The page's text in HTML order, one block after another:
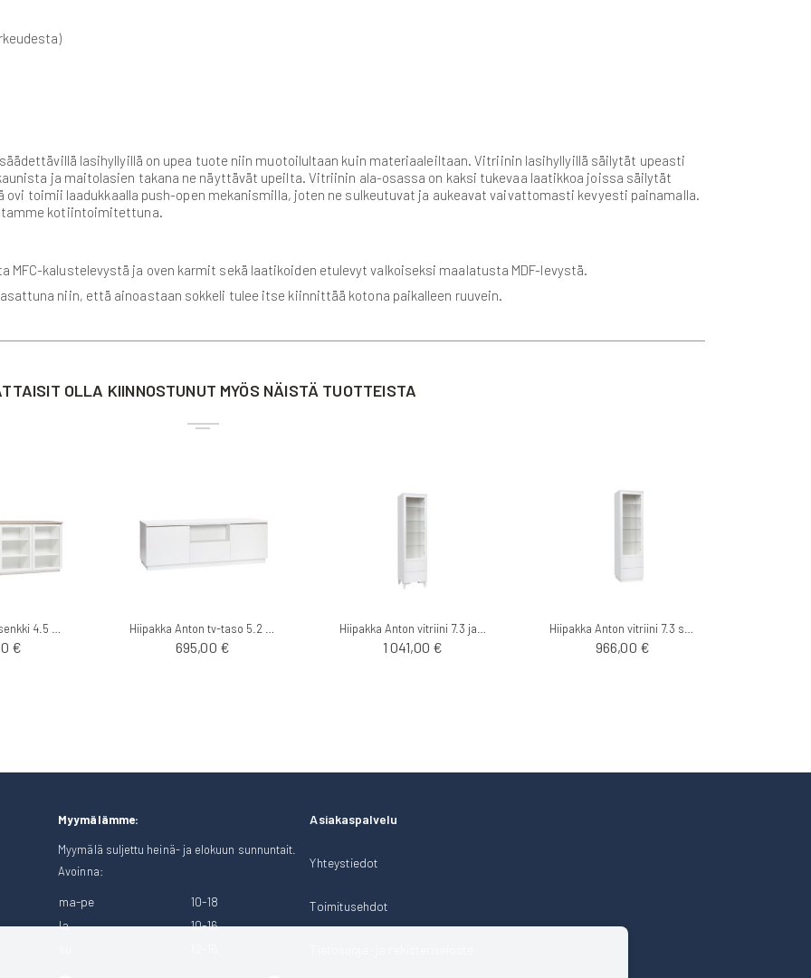
lasihyllyillä on upea tuote niin muotoilultaan kuin materiaaleiltaan. Vitriinin lasihyllyillä säilytät upeasti
ja maitolasien takana ne näyttävät upeilta. Vitriinin ala-osassa on kaksi tukevaa laatikkoa joissa säilytät
toimii laadukkaalla push-open mekanismilla, joten ne sulkeutuvat ja aukeavat vaivattomasti kevyesti painamalla.
kotiintoimitettuna.
kalustelevystä ja oven karmit sekä laatikoiden etulevyt valkoiseksi maalatusta MDF-levystä.
niin, että ainoastaan sokkeli tulee itse kiinnittää kotona paikalleen ruuvein.
OLLA KIINNOSTUNUT MYÖS NÄISTÄ TUOTTEISTA
€ 695,00 € 1 041,00 € 966,00 €
Myymälämme:
Myymälä suljettu heinä- ja elokuun sunnuntait.
Avoinna:
ma-pe
10-18
la
10-16
Asiakaspalvelu
Yhteystiedot
Toimitusehdot